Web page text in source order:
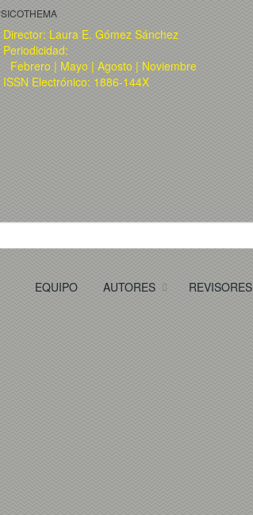
Director: Laura E. Gómez Sánchez
Periodicidad:
Febrero | Mayo | Agosto | Noviembre
ISSN Electrónico: 1886-144X
EQUIPO AUTORES REVISORES